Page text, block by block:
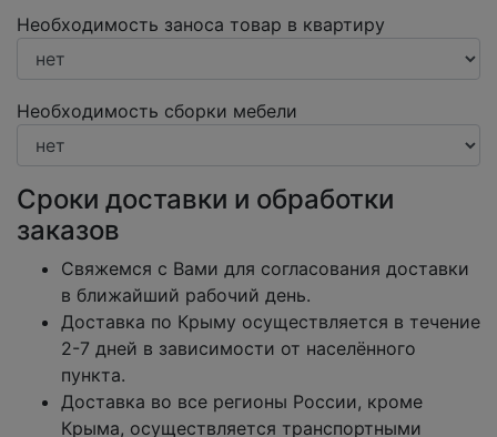
Необходимость заноса товар в квартиру
Необходимость сборки мебели
Сроки доставки и обработки
заказов
Свяжемся с Вами для согласования доставки
в ближайший рабочий день.
Доставка по Крыму осуществляется в течение
2-7 дней в зависимости от населённого
пункта.
Доставка во все регионы России, кроме
Крыма, осуществляется транспортными